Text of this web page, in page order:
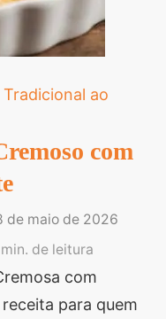
ao
com
de maio de 2026
de leitura
com
para quem